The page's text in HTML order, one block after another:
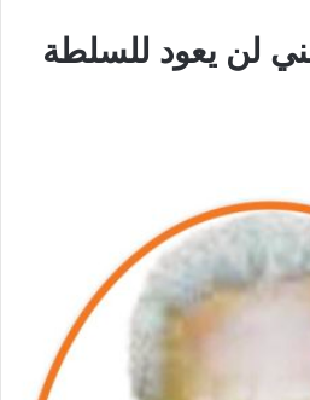
لن يعود للسلطة